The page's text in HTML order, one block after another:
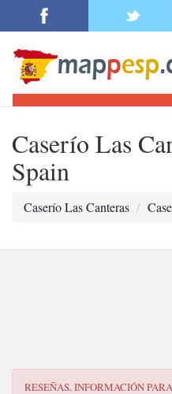
Caserío Las
Spain
Caserío Las Canteras
RESEÑAS, INFORMACIÓN PARA